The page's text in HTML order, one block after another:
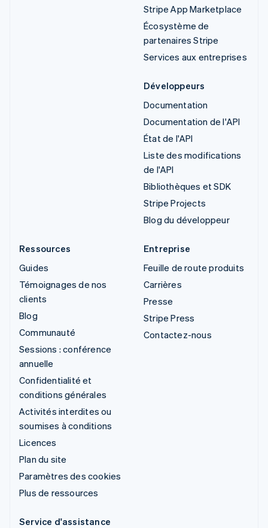
Stripe App Marketplace
Écosystème de
partenaires Stripe
Services aux entreprises
Développeurs
Documentation
Documentation de l'API
État de l'API
Liste des modifications
de l'API
Bibliothèques et SDK
Stripe Projects
Blog du développeur
Ressources
Guides
Témoignages de nos
clients
Blog
Communauté
Sessions : conférence
annuelle
Confidentialité et
conditions générales
Activités interdites ou
soumises à conditions
Licences
Plan du site
Paramètres des cookies
Plus de ressources
Entreprise
Feuille de route produits
Carrières
Presse
Stripe Press
Contactez-nous
Service d'assistance